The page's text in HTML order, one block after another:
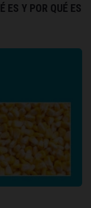
ES Y POR QUÉ ES